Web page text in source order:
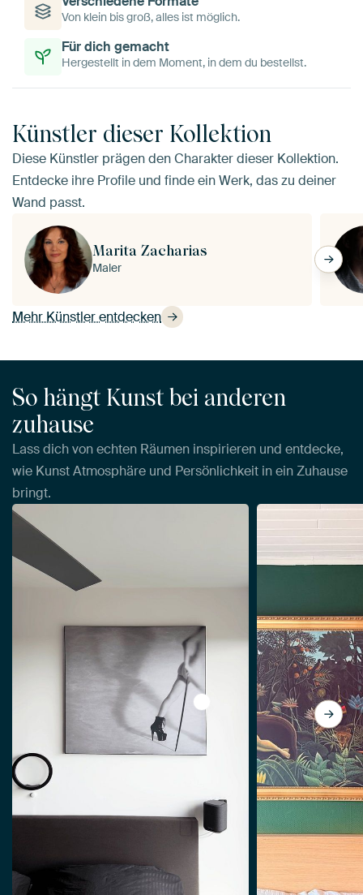
Von klein bis groß, alles ist möglich.
Für dich gemacht
Hergestellt in dem Moment, in dem du bestellst.
Künstler dieser Kollektion
Diese Künstler prägen den Charakter dieser Kollektion.
Entdecke ihre Profile und finde ein Werk, das zu deiner
Wand passt.
Mehr Künstler entdecken
Marita Zacharias
Maler
So hängt Kunst bei anderen
zuhause
Lass dich von echten Räumen inspirieren und entdecke,
wie Kunst Atmosphäre und Persönlichkeit in ein Zuhause
bringt.
View Ich gehe jetzt... von